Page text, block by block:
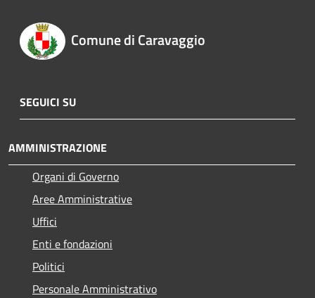
Comune di Caravaggio
SEGUICI SU
AMMINISTRAZIONE
Organi di Governo
Aree Amministrative
Uffici
Enti e fondazioni
Politici
Personale Amministrativo